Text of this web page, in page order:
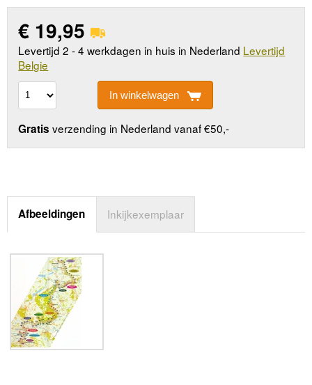
€ 19,95
Levertijd 2 - 4 werkdagen in huis in Nederland Levertijd
Belgie
In winkelwagen
Gratis verzending in Nederland vanaf €50,-
Afbeeldingen Inkijkexemplaar